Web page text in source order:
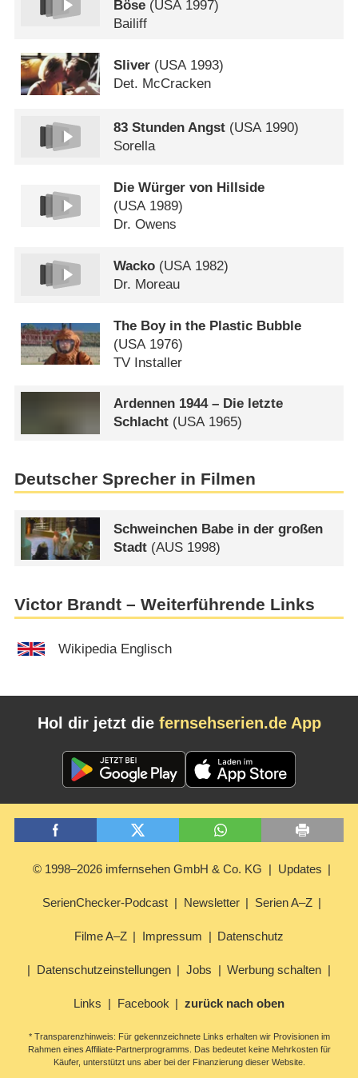
Böse (USA1997)
Bailiff
Sliver (USA 1993)
Det. McCracken
83 Stunden Angst (USA1990)
Sorella
Die Würger von Hillside
(USA1989)
Dr. Owens
Wacko (USA 1982)
Dr. Moreau
The Boy in the Plastic Bubble
(USA 1976)
TV Installer
Ardennen 1944 – Die letzte
Schlacht (USA1965)
Deutscher Sprecher in Filmen
Schweinchen Babe in der großen
Stadt (AUS 1998)
Victor Brandt – Weiterführende Links
Wikipedia Englisch
Hol dir jetzt die fernsehserien.de App
© 1998–2026 imfernsehen GmbH & Co. KG Updates
SerienChecker-Podcast Newsletter Serien A–Z
Filme A–Z Impressum Datenschutz
Datenschutzeinstellungen Jobs Werbung schalten
Links Facebook zurück nach oben
* Transparenzhinweis: Für gekennzeichnete Links erhalten wir Provisionen im
Rahmen eines Affiliate-Partnerprogramms. Das bedeutet keine Mehrkosten für
Käufer, unterstützt uns aber bei der Finanzierung dieser Website.